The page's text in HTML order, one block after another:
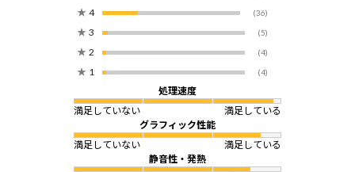
★ 4 (36)
★ 3 (5)
★ 2 (4)
★ 1 (4)
処理速度
満足していない
満足している
グラフィック性能
満足していない
満足している
静音性・発熱